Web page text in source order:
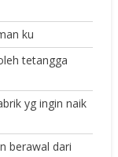
ku
tetangga
yg ingin naik
berawal dari